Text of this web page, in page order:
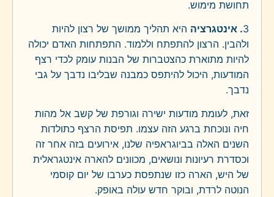
תחושת מימוש.
3. אינטגרציה היא תהליך ממושך של רצון להיות
ולהבין. הרצון להתפתח וללמוד. התפתחות האדם יכולה
להיות מתוארת כהצטברות של הבנות עומק לכדי רצף
המודעות, היכול להיתפס כמבנה שבליבו נדבך על גבי
נדבך.
זאת, לעומת מודעות ישירה וגורפת של קשב אל מהות
חיה ונוכחת ברגע הזה עצמו. תפיסת הרצף כתולדות
השנים האלה בביוגראפיה שלנו, אירועים בזה אחר זה
וכסדרת רעיונות ונושאים, מכוונים להארה אינטגראלית
של היש, הארה כזו שנתפסת כערבו של יום קוסמי
הנוטה לרדת, ובוקר חדש עולה באופק.